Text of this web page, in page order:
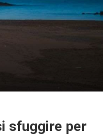
sfuggire per